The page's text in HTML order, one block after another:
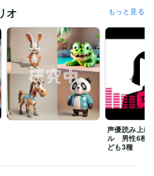
オ もっと見る
声優読み上げ
ル 男性6種/
ども3種